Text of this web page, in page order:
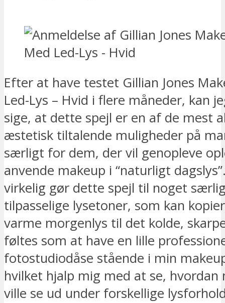
Efter at have testet Gillian Jones
Led-Lys – Hvid i flere måneder, kan
sige, at dette spejl er en af de mest
æstetisk tiltalende muligheder på
særligt for dem, der vil genopleve
anvende makeup i “naturligt
virkelig gør dette spejl til noget
tilpasselige lysetoner, som kan
varme morgenlys til det kolde,
føltes som at have en lille
fotostudiodåse stående i min
hvilket hjalp mig med at se, hvordan
ville se ud under forskellige